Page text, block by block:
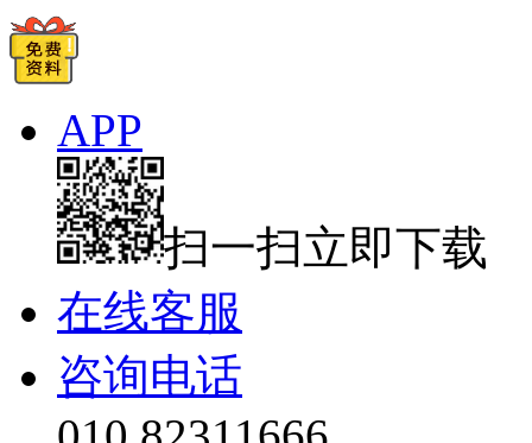
APP
扫一扫立即下载
在线客服
咨询电话